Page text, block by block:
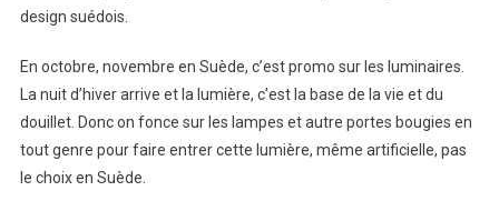
design suédois.
En octobre, novembre en Suède, c’est promo sur les luminaires.
La nuit d’hiver arrive et la lumière, c’est la base de la vie et du
douillet. Donc on fonce sur les lampes et autre portes bougies en
tout genre pour faire entrer cette lumière, même artificielle, pas
le choix en Suède.